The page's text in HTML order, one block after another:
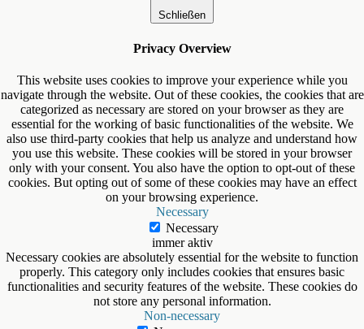
Schließen
Privacy Overview
This website uses cookies to improve your experience while you
navigate through the website. Out of these cookies, the cookies that are
categorized as necessary are stored on your browser as they are
essential for the working of basic functionalities of the website. We
also use third-party cookies that help us analyze and understand how
you use this website. These cookies will be stored in your browser
only with your consent. You also have the option to opt-out of these
cookies. But opting out of some of these cookies may have an effect
on your browsing experience.
Necessary
Necessary
immer aktiv
Necessary cookies are absolutely essential for the website to function
properly. This category only includes cookies that ensures basic
functionalities and security features of the website. These cookies do
not store any personal information.
Non-necessary